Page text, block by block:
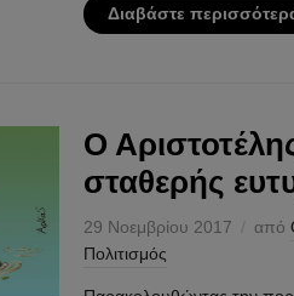
Διαβάστε
Ο
σταθερής
29 Νοεμβρίου 2017 από
Πολιτισμός